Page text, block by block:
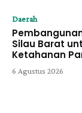
Daerah
Silau Barat
Ketahanan
6 Agustus 2026